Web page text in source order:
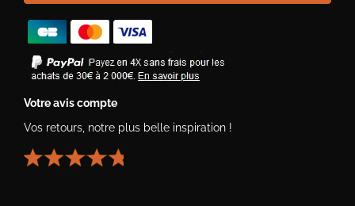
Votre avis compte
Vos retours, notre plus belle inspiration !